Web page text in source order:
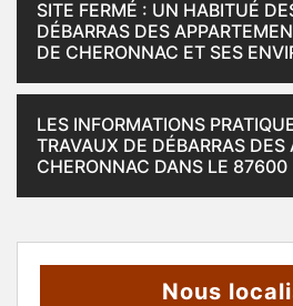
SITE FERMÉ : UN HABITUÉ
DÉBARRAS DES
DE CHERONNAC ET SES
LES INFORMATIONS
TRAVAUX DE DÉBARRAS
CHERONNAC DANS LE 87600
Nous